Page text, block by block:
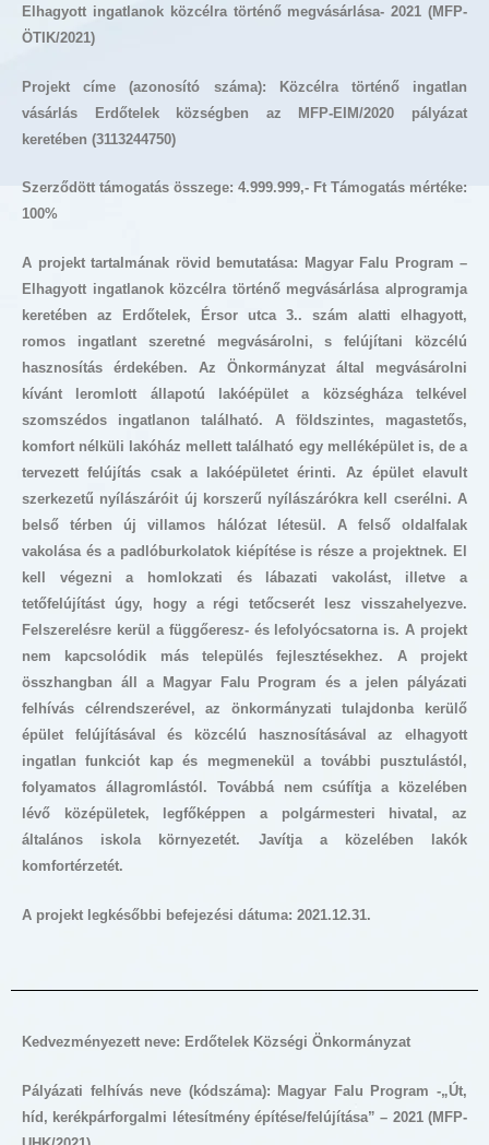
Elhagyott ingatlanok közcélra történő megvásárlása- 2021 (MFP-
ÖTIK/2021)
Projekt címe (azonosító száma): Közcélra történő ingatlan
vásárlás Erdőtelek községben az MFP-EIM/2020 pályázat
keretében (3113244750)
Szerződött támogatás összege: 4.999.999,- Ft Támogatás mértéke:
100%
A projekt tartalmának rövid bemutatása: Magyar Falu Program –
Elhagyott ingatlanok közcélra történő megvásárlása alprogramja
keretében az Erdőtelek, Érsor utca 3.. szám alatti elhagyott,
romos ingatlant szeretné megvásárolni, s felújítani közcélú
hasznosítás érdekében. Az Önkormányzat által megvásárolni
kívánt leromlott állapotú lakóépület a községháza telkével
szomszédos ingatlanon található. A földszintes, magastetős,
komfort nélküli lakóház mellett található egy melléképület is, de a
tervezett felújítás csak a lakóépületet érinti. Az épület elavult
szerkezetű nyílászáróit új korszerű nyílászárókra kell cserélni. A
belső térben új villamos hálózat létesül. A felső oldalfalak
vakolása és a padlóburkolatok kiépítése is része a projektnek. El
kell végezni a homlokzati és lábazati vakolást, illetve a
tetőfelújítást úgy, hogy a régi tetőcserét lesz visszahelyezve.
Felszerelésre kerül a függőeresz- és lefolyócsatorna is. A projekt
nem kapcsolódik más település fejlesztésekhez. A projekt
összhangban áll a Magyar Falu Program és a jelen pályázati
felhívás célrendszerével, az önkormányzati tulajdonba kerülő
épület felújításával és közcélú hasznosításával az elhagyott
ingatlan funkciót kap és megmenekül a további pusztulástól,
folyamatos állagromlástól. Továbbá nem csúfítja a közelében
lévő középületek, legfőképpen a polgármesteri hivatal, az
általános iskola környezetét. Javítja a közelében lakók
komfortérzetét.
A projekt legkésőbbi befejezési dátuma: 2021.12.31.
Kedvezményezett neve: Erdőtelek Községi Önkormányzat
Pályázati felhívás neve (kódszáma): Magyar Falu Program -„Út,
híd, kerékpárforgalmi létesítmény építése/felújítása” – 2021 (MFP-